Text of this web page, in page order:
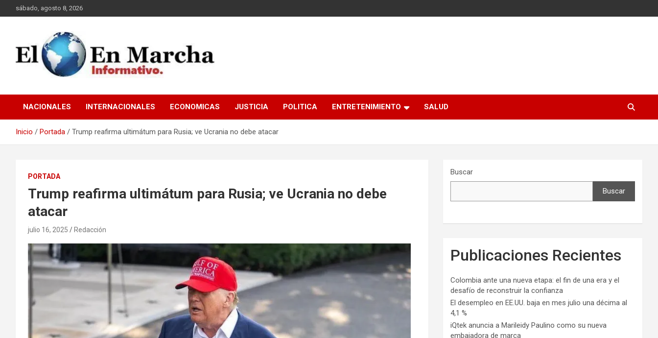
al
sábado, agosto 8, 2026
elmundoenmarcha.net
NACIONALES INTERNACIONALES ECONOMICAS JUSTICIA POLITICA ENTRETENIMIENTO SALUD
Inicio Portada Trump reafirma ultimátum para Rusia; ve Ucrania no debe atacar
PORTADA
Trump reafirma ultimátum para Rusia; ve Ucrania no debe
atacar
julio 16, 2025 Redacción
Buscar
Buscar
Publicaciones Recientes
Colombia ante una nueva etapa: el fin de una era y el
desafío de reconstruir la confianza
El desempleo en EE.UU. baja en mes julio una décima al
4,1 %
iQtek anuncia a Marileidy Paulino como su nueva
embajadora de marca